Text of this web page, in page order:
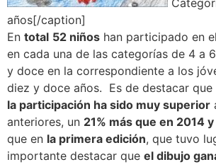
años[/caption]
En total 52 niños han participado en
en cada una de las categorías de 4 a
y doce en la correspondiente a los
diez y doce años. Es de destacar que
la participación ha sido muy superior
anteriores, un 21% más que en 2014
que en la primera edición, que tuvo
importante destacar que el dibujo